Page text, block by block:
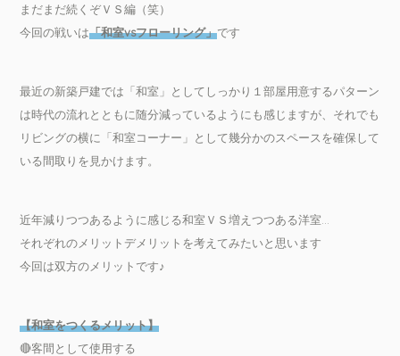
まだまだ続くぞＶＳ編（笑）
今回の戦いは「和室vsフローリング」です
最近の新築戸建では「和室」としてしっかり１部屋用意するパターン
は時代の流れとともに随分減っているようにも感じますが、それでも
リビングの横に「和室コーナー」として幾分かのスペースを確保して
いる間取りを見かけます。
近年減りつつあるように感じる和室ＶＳ増えつつある洋室…
それぞれのメリットデメリットを考えてみたいと思います
今回は双方のメリットです♪
【和室をつくるメリット】
🔴客間として使用する